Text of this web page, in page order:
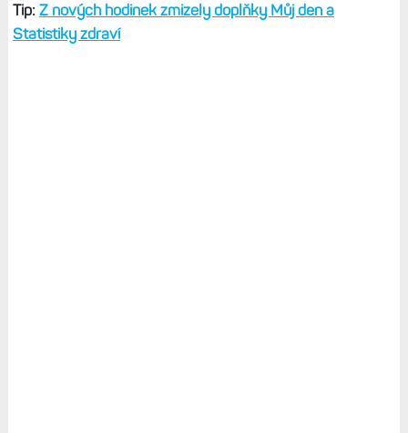
Tip: Z nových hodinek zmizely doplňky Můj den a
Statistiky zdraví